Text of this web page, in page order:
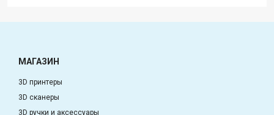
МАГАЗИН
3D принтеры
3D сканеры
3D ручки и аксессуары